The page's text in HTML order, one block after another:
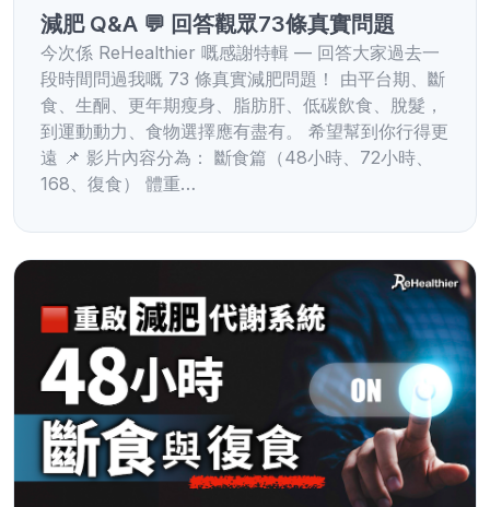
減肥 Q&A 💬 回答觀眾73條真實問題
今次係 ReHealthier 嘅感謝特輯 — 回答大家過去一
段時間問過我嘅 73 條真實減肥問題！ 由平台期、斷
食、生酮、更年期瘦身、脂肪肝、低碳飲食、脫髮，
到運動動力、食物選擇應有盡有。 希望幫到你行得更
遠 📌 影片內容分為： 斷食篇（48小時、72小時、
168、復食） 體重…